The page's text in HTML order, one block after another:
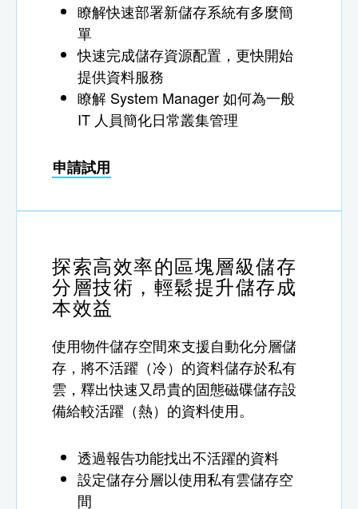
瞭解快速部署新儲存系統有多麼簡
單
快速完成儲存資源配置，更快開始
提供資料服務
瞭解 System Manager 如何為一般
IT 人員簡化日常叢集管理
申請試用
探索高效率的區塊層級儲存
分層技術，輕鬆提升儲存成
本效益
使用物件儲存空間來支援自動化分層儲
存，將不活躍（冷）的資料儲存於私有
雲，釋出快速又昂貴的固態磁碟儲存設
備給較活躍（熱）的資料使用。
透過報告功能找出不活躍的資料
設定儲存分層以使用私有雲儲存空
間